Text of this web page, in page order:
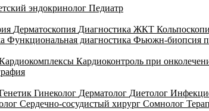
эндокринолог Педиатр
Дерматоскопия Диагностика ЖКТ
Функциональная диагностика Фьюжн-биопсия
Кардиоконтроль при
Гинеколог Дерматолог Диетолог
Сердечно-сосудистый хирург Сомнолог